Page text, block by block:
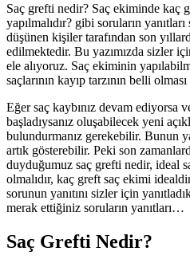
Saç grefti nedir? Saç ekiminde kaç
yapılmalıdır? gibi soruların
düşünen kişiler tarafından son
edilmektedir. Bu yazımızda sizler
ele alıyoruz. Saç ekiminin
saçlarının kayıp tarzının belli
Eğer saç kaybınız devam ediyorsa
başladıysanız oluşabilecek yeni
bulundurmanız gerekebilir. Bunun
artık gösterebilir. Peki son
duyduğumuz saç grefti nedir, ideal
olmalıdır, kaç greft saç ekimi
sorunun yanıtını sizler için
merak ettiğiniz soruların yanıtları…
Saç Grefti Nedir?